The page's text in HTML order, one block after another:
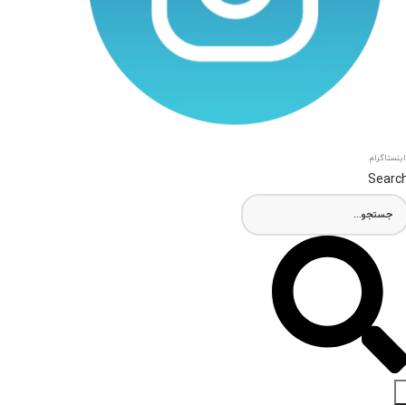
اینستاگرام